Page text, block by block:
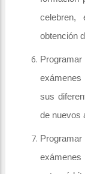
celebren,
obtención
sus
de nuevos
exámenes